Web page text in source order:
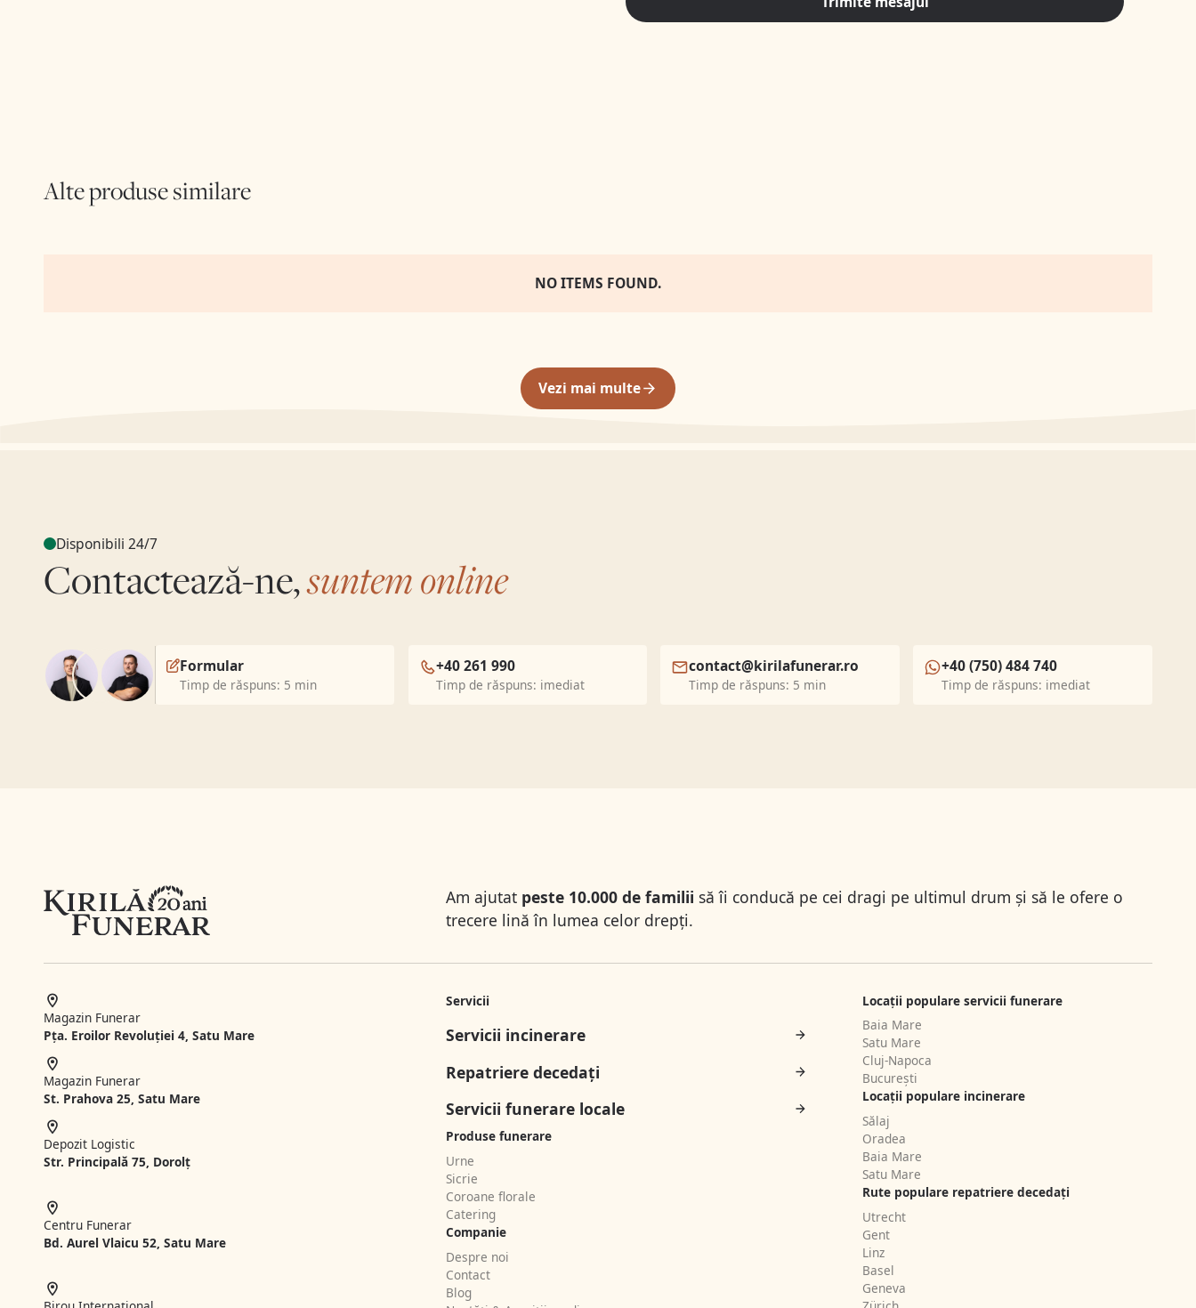
Alte produse similare
NO ITEMS FOUND.
Vezi mai multe
Disponibili 24/7
Contactează-ne,suntem online
Formular
Timp de răspuns: 5 min
+40 261 990
Timp de răspuns: imediat
contact@kirilafunerar.ro
Timp de răspuns: 5 min
+40 (750) 484 740
Timp de răspuns: imediat
Am ajutat peste 10.000 de familii să îi conducă pe cei dragi pe ultimul drum și să le ofere o
trecere lină în lumea celor drepți.
Magazin Funerar
Pța. Eroilor Revoluției 4, Satu Mare
Magazin Funerar
St. Prahova 25, Satu Mare
Depozit Logistic
Str. Principală 75, Dorolț
Centru Funerar
Bd. Aurel Vlaicu 52, Satu Mare
Servicii
Servicii incinerare
Repatriere decedați
Servicii funerare locale
Produse funerare
Urne
Sicrie
Coroane florale
Catering
Companie
Despre noi
Contact
Blog
Locații populare servicii funerare
Baia Mare
Satu Mare
Cluj-Napoca
București
Locații populare incinerare
Sălaj
Oradea
Baia Mare
Satu Mare
Rute populare repatriere decedați
Utrecht
Gent
Linz
Basel
Geneva